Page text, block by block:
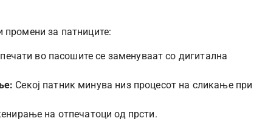
за патниците:
во пасошите се заменуваат со дигитална
Секој патник минува низ процесот на сликање при
на отпечатоци од прсти.